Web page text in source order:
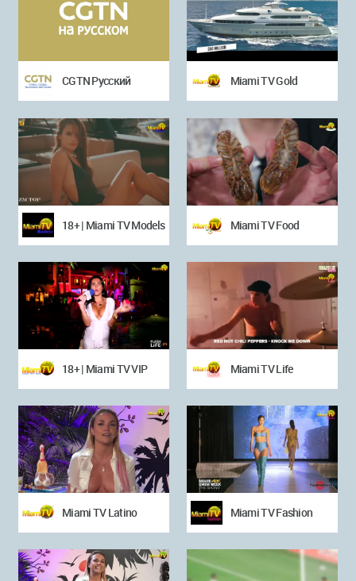
CGTN Русский Miami TV Gold
18+ | Miami TV Models Miami TV Food
18+ | Miami TV VIP Miami TV Life
Miami TV Latino Miami TV Fashion